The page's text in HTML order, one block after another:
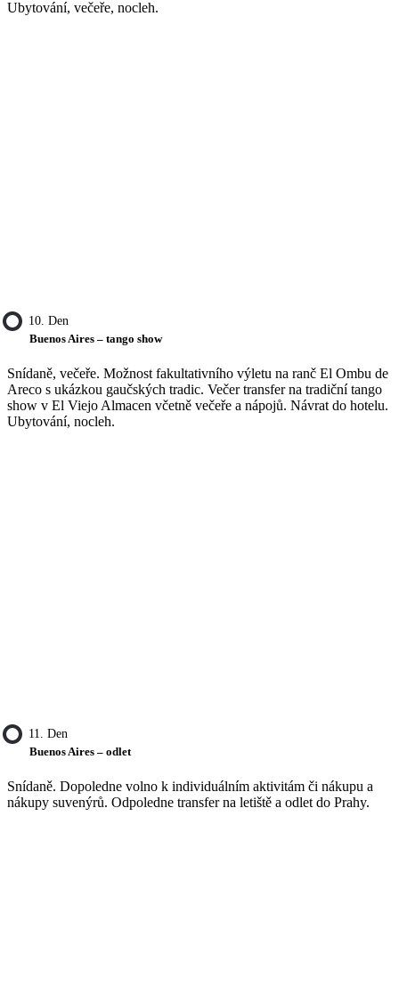
Ubytování, večeře, nocleh.
10. Den
Buenos Aires – tango show
Snídaně, večeře. Možnost fakultativního výletu na ranč El Ombu de
Areco s ukázkou gaučských tradic. Večer transfer na tradiční tango
show v El Viejo Almacen včetně večeře a nápojů. Návrat do hotelu.
Ubytování, nocleh.
11. Den
Buenos Aires – odlet
Snídaně. Dopoledne volno k individuálním aktivitám či nákupu a
nákupy suvenýrů. Odpoledne transfer na letiště a odlet do Prahy.